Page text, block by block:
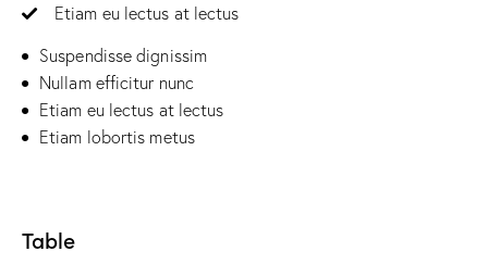
Etiam eu lectus at lectus
Suspendisse dignissim
Nullam efficitur nunc
Etiam eu lectus at lectus
Etiam lobortis metus
Table